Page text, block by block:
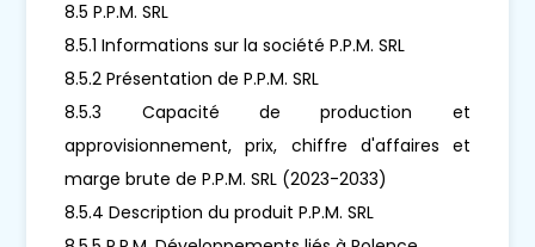
8.5 P.P.M. SRL
8.5.1 Informations sur la société P.P.M. SRL
8.5.2 Présentation de P.P.M. SRL
8.5.3 Capacité de production et
approvisionnement, prix, chiffre d'affaires et
marge brute de P.P.M. SRL (2023-2033)
8.5.4 Description du produit P.P.M. SRL